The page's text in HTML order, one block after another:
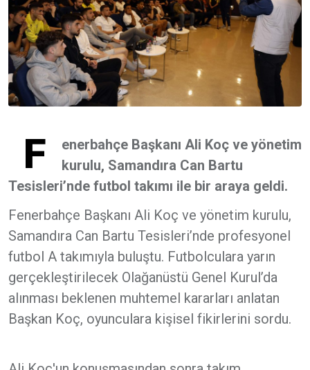
F
enerbahçe Başkanı Ali Koç ve yönetim
kurulu, Samandıra Can Bartu
Tesisleri’nde futbol takımı ile bir araya geldi.
Fenerbahçe Başkanı Ali Koç ve yönetim kurulu,
Samandıra Can Bartu Tesisleri’nde profesyonel
futbol A takımıyla buluştu. Futbolculara yarın
gerçekleştirilecek Olağanüstü Genel Kurul’da
alınması beklenen muhtemel kararları anlatan
Başkan Koç, oyunculara kişisel fikirlerini sordu.